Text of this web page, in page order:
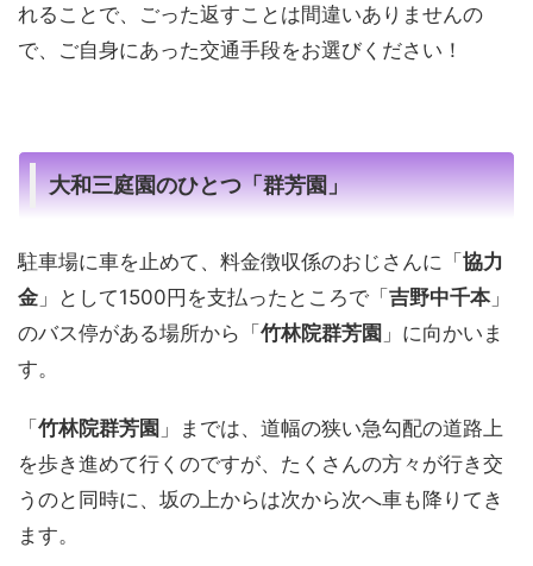
れることで、ごった返すことは間違いありませんの
で、ご自身にあった交通手段をお選びください！
大和三庭園のひとつ「群芳園」
駐車場に車を止めて、料金徴収係のおじさんに「協力
金 」として1500円を支払ったところで「吉野中千本」
のバス停がある場所から「竹林院群芳園 」に向かいま
す。
「竹林院群芳園 」までは、道幅の狭い急勾配の道路上
を歩き進めて行くのですが、たくさんの方々が行き交
うのと同時に、坂の上からは次から次へ車も降りてき
ます。